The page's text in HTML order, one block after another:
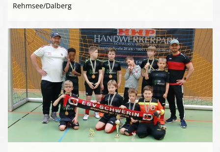
Rehmsee/Dalberg